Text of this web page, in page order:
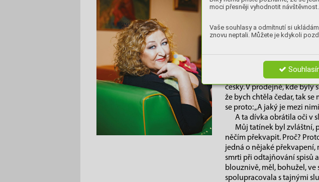
moci přesněji vyhodnotit
Vaše souhlasy a odmítnutí si
znovu neptali. Můžete je kdykoli
a takové překvapení by mé
Když je někdo
svým očím, zůstává paf,
puk, kouká jako zdviž atd.
překvapit máloco a
se může cokoliv. Nicméně
katastrofálního, ale …
Byla jsem nakupovat
česky. V prodejně, kde byly
že bych chtěla čedar, tak se
se proto: „A jaký je mezi
A ta dívka obrátila oči v
Můj tatínek byl zvláštní,
něčím překvapit. Proč?
jedná o nějaké překvapení,
smrti při odtajňování spisů
blouznivě, měl, bohužel,
spolupracovala s tajnými